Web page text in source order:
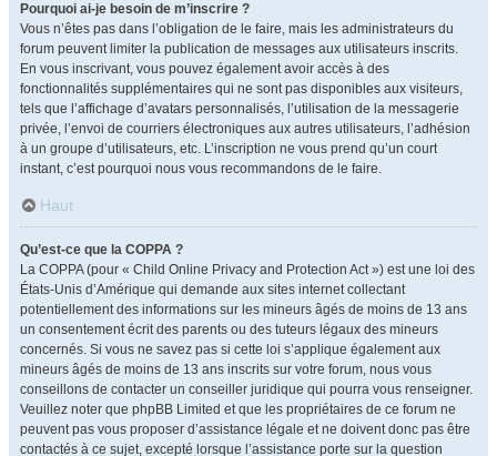
Pourquoi ai-je besoin de m’inscrire ?
Vous n’êtes pas dans l’obligation de le faire, mais les administrateurs du
forum peuvent limiter la publication de messages aux utilisateurs inscrits.
En vous inscrivant, vous pouvez également avoir accès à des
fonctionnalités supplémentaires qui ne sont pas disponibles aux visiteurs,
tels que l’affichage d’avatars personnalisés, l’utilisation de la messagerie
privée, l’envoi de courriers électroniques aux autres utilisateurs, l’adhésion
à un groupe d’utilisateurs, etc. L’inscription ne vous prend qu’un court
instant, c’est pourquoi nous vous recommandons de le faire.
Haut
Qu’est-ce que la COPPA ?
La COPPA (pour « Child Online Privacy and Protection Act ») est une loi des
États-Unis d’Amérique qui demande aux sites internet collectant
potentiellement des informations sur les mineurs âgés de moins de 13 ans
un consentement écrit des parents ou des tuteurs légaux des mineurs
concernés. Si vous ne savez pas si cette loi s’applique également aux
mineurs âgés de moins de 13 ans inscrits sur votre forum, nous vous
conseillons de contacter un conseiller juridique qui pourra vous renseigner.
Veuillez noter que phpBB Limited et que les propriétaires de ce forum ne
peuvent pas vous proposer d’assistance légale et ne doivent donc pas être
contactés à ce sujet, excepté lorsque l’assistance porte sur la question